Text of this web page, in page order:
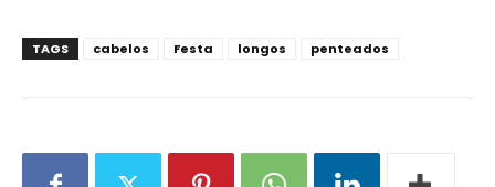
TAGS cabelos Festa longos penteados